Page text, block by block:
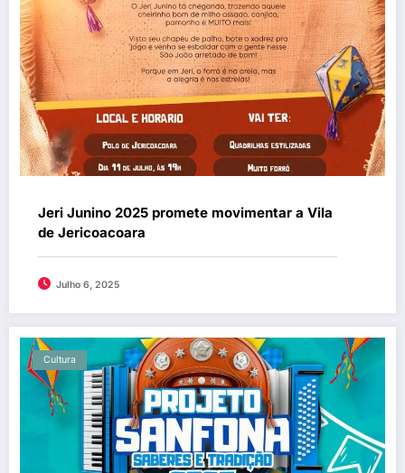
Jeri Junino 2025 promete movimentar a Vila
de Jericoacoara
Julho 6, 2025
Cultura